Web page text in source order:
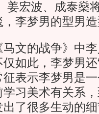
姜宏波、成泰燊
李梦男的型男
的战争》中李
如此，李梦男还
表示李梦男是
习美术有关系
了很多生动的